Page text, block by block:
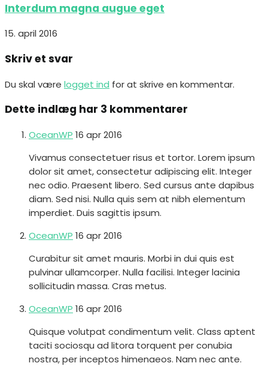
Interdum magna augue eget
15. april 2016
Skriv et svar
Du skal være logget ind for at skrive en kommentar.
Dette indlæg har 3 kommentarer
OceanWP 16 apr 2016
Vivamus consectetuer risus et tortor. Lorem ipsum
dolor sit amet, consectetur adipiscing elit. Integer
nec odio. Praesent libero. Sed cursus ante dapibus
diam. Sed nisi. Nulla quis sem at nibh elementum
imperdiet. Duis sagittis ipsum.
OceanWP 16 apr 2016
Curabitur sit amet mauris. Morbi in dui quis est
pulvinar ullamcorper. Nulla facilisi. Integer lacinia
sollicitudin massa. Cras metus.
OceanWP 16 apr 2016
Quisque volutpat condimentum velit. Class aptent
taciti sociosqu ad litora torquent per conubia
nostra, per inceptos himenaeos. Nam nec ante.